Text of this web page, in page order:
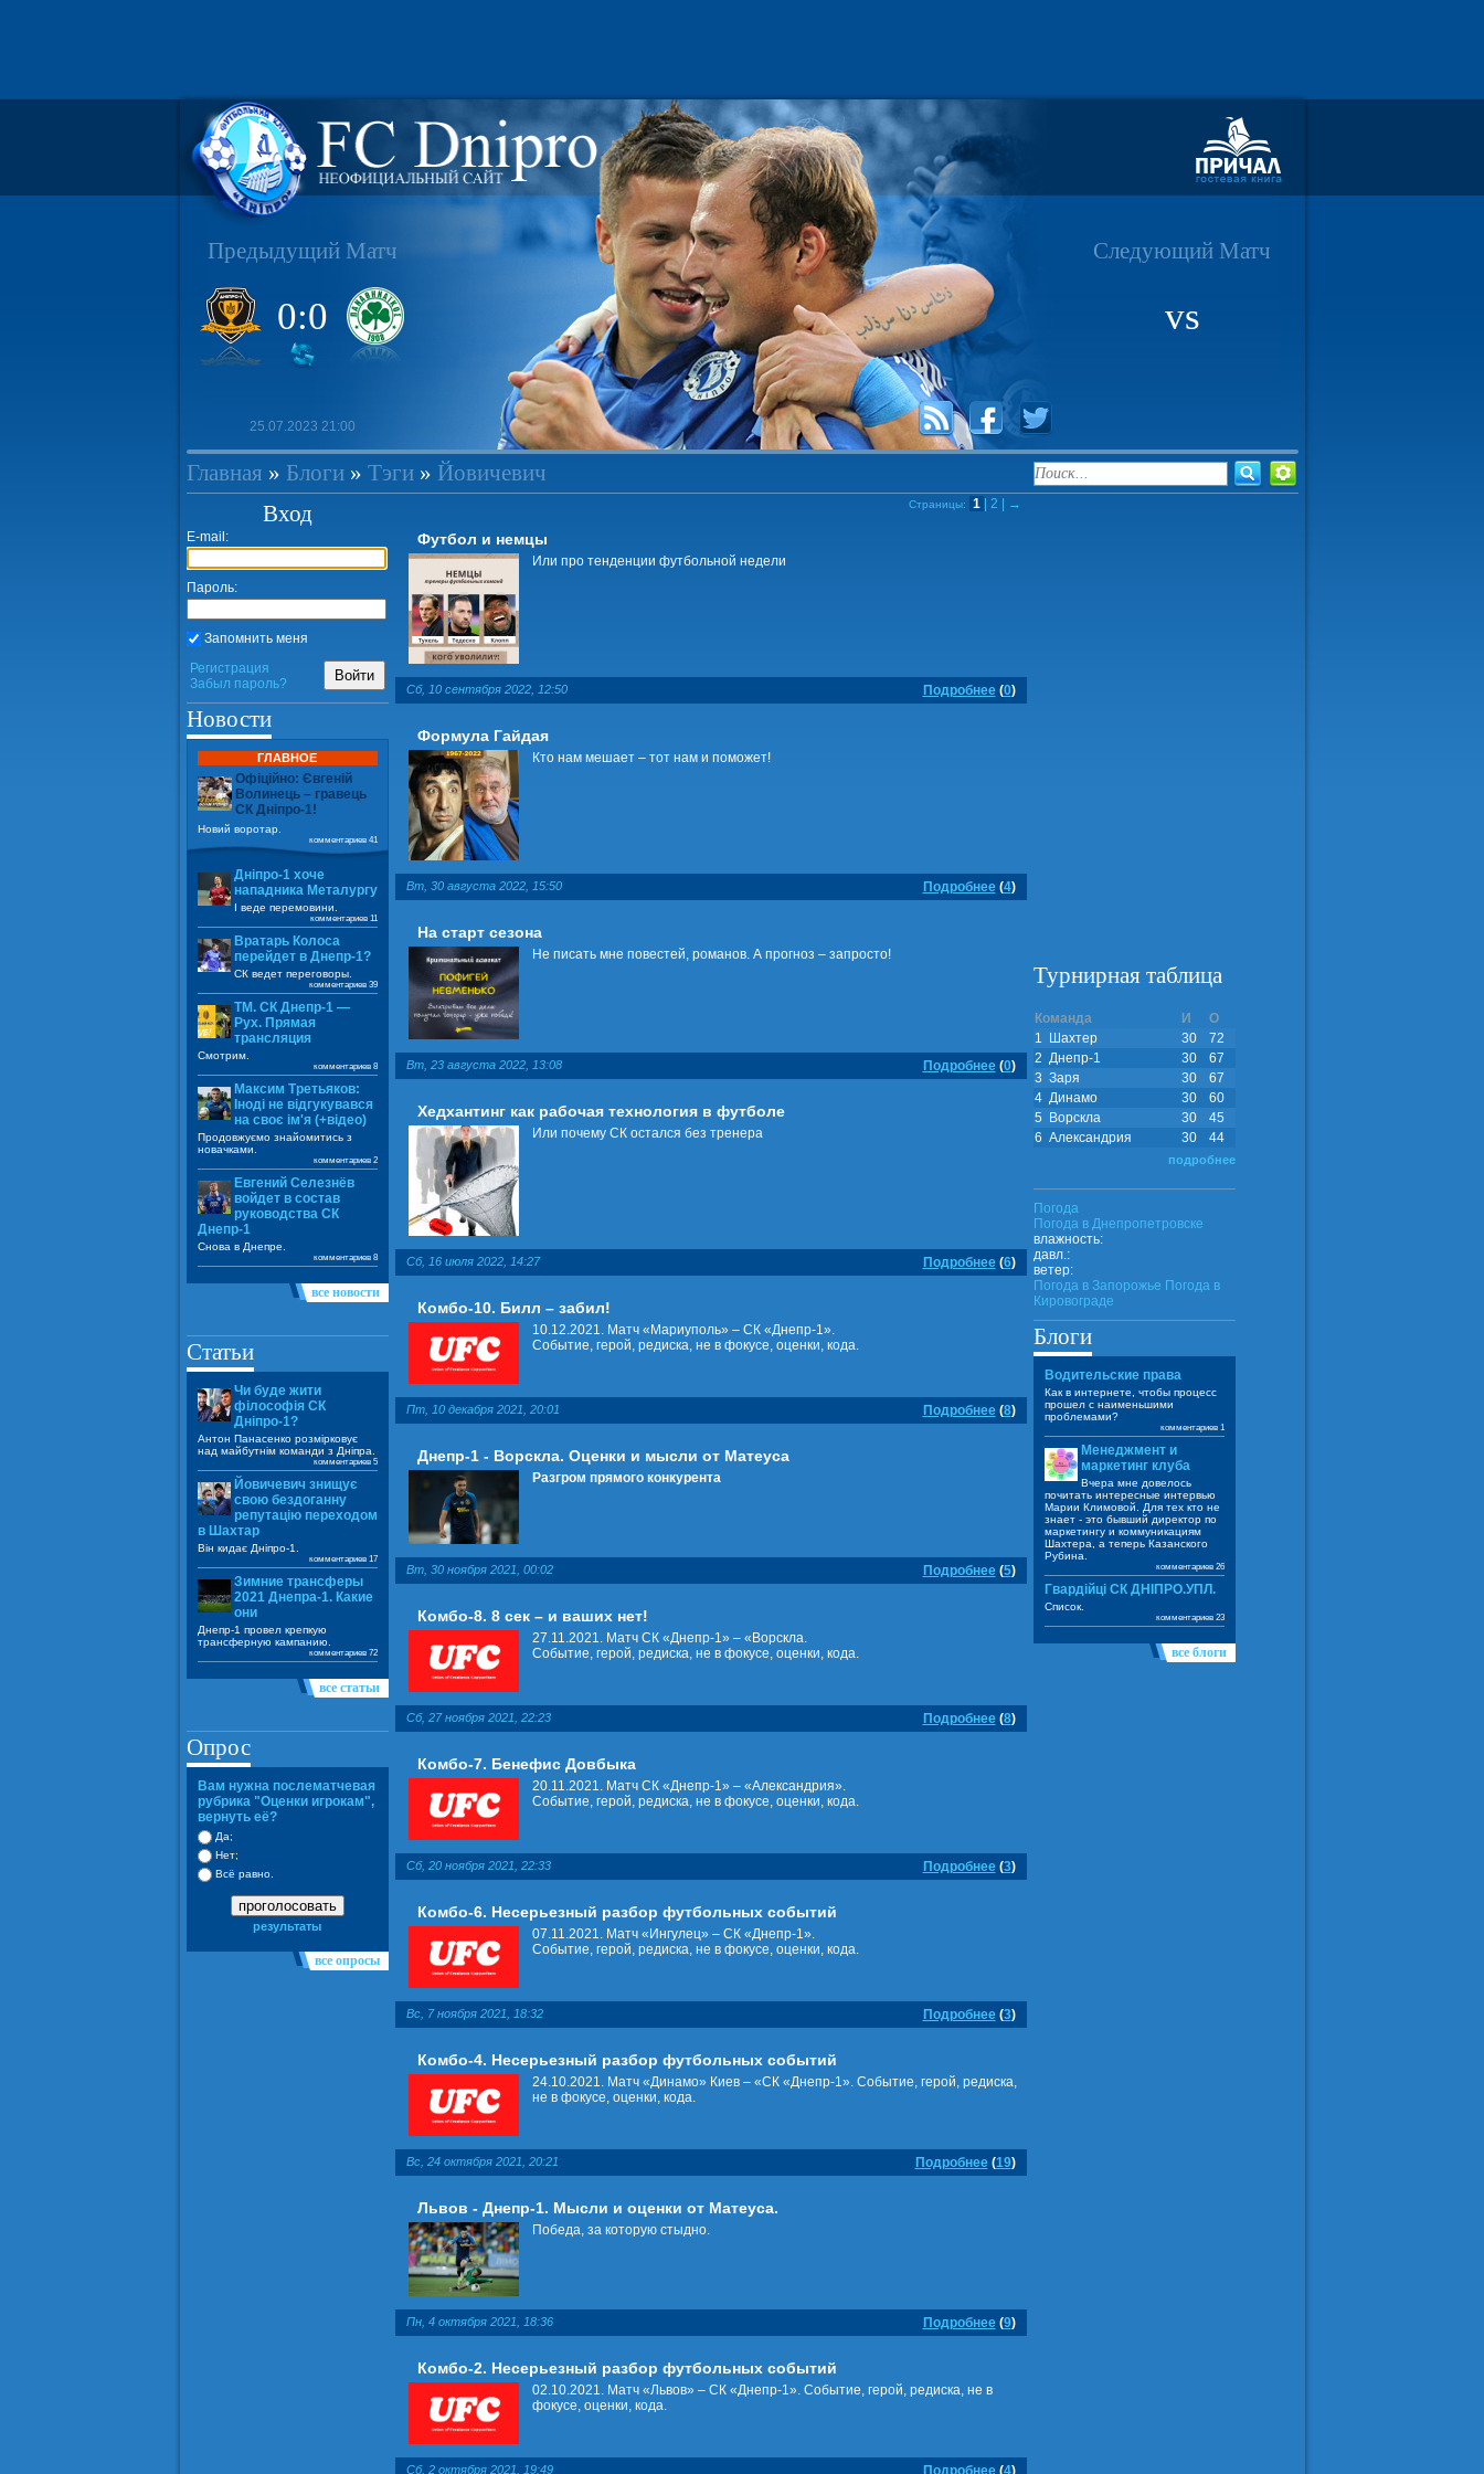
Предыдущий Матч
0:0
25.07.2023 21:00
Следующий Матч
vs
Главная » Блоги» Тэги» Йовичевич
Страницы: 1 2 →
Футбол и немцы
Или про тенденции футбольной недели
Сб, 10 сентября 2022, 12:50 Подробнее(0)
Формула Гайдая
Кто нам мешает – тот нам и поможет!
Вт, 30 августа 2022, 15:50 Подробнее(4)
На старт сезона
Не писать мне повестей, романов. А прогноз – запросто!
Вт, 23 августа 2022, 13:08 Подробнее(0)
Хедхантинг как рабочая технология в футболе
Или почему СК остался без тренера
Сб, 16 июля 2022, 14:27 Подробнее(6)
Комбо-10. Билл – забил!
10.12.2021. Матч «Мариуполь» – СК «Днепр-1».
Событие, герой, редиска, не в фокусе, оценки, кода.
Пт, 10 декабря 2021, 20:01 Подробнее(8)
Днепр-1 - Ворскла. Оценки и мысли от Матеуса
Разгром прямого конкурента
Вт, 30 ноября 2021, 00:02 Подробнее(5)
Комбо-8. 8 сек – и ваших нет!
27.11.2021. Матч СК «Днепр-1» – «Ворскла.
Событие, герой, редиска, не в фокусе, оценки, кода.
Сб, 27 ноября 2021, 22:23 Подробнее(8)
Комбо-7. Бенефис Довбыка
20.11.2021. Матч СК «Днепр-1» – «Александрия».
Событие, герой, редиска, не в фокусе, оценки, кода.
Сб, 20 ноября 2021, 22:33 Подробнее(3)
Комбо-6. Несерьезный разбор футбольных событий
07.11.2021. Матч «Ингулец» – СК «Днепр-1».
Событие, герой, редиска, не в фокусе, оценки, кода.
Вс, 7 ноября 2021, 18:32 Подробнее(3)
Комбо-4. Несерьезный разбор футбольных событий
24.10.2021. Матч «Динамо» Киев – «СК «Днепр-1». Событие, герой, редиска,
не в фокусе, оценки, кода.
Вс, 24 октября 2021, 20:21 Подробнее(19)
Львов - Днепр-1. Мысли и оценки от Матеуса.
Победа, за которую стыдно.
Пн, 4 октября 2021, 18:36 Подробнее(9)
Комбо-2. Несерьезный разбор футбольных событий
02.10.2021. Матч «Львов» – СК «Днепр-1». Событие, герой, редиска, не в
фокусе, оценки, кода.
Сб, 2 октября 2021, 19:49 Подробнее(4)
Вход
E-mail:
Пароль:
Запомнить меня
Регистрация
Забыл пароль?
Войти
Новости
ГЛАВНОЕ
Офіційно: Євгеній
Волинець – гравець
СК Дніпро-1!
Новий воротар.
комментариев 41
Дніпро-1 хоче
нападника Металургу
І веде перемовини.
комментариев 11
Вратарь Колоса
перейдет в Днепр-1?
СК ведет переговоры.
комментариев 39
ТМ. СК Днепр-1 —
Рух. Прямая
трансляция
Смотрим.
комментариев 8
Максим Третьяков:
Іноді не відгукувався
на своє ім'я (+відео)
Продовжуємо знайомитись з
новачками.
комментариев 2
Евгений Селезнёв
войдет в состав
руководства СК
Днепр-1
Снова в Днепре.
комментариев 8
все новости
Статьи
Чи буде жити
філософія СК
Дніпро-1?
Антон Панасенко розмірковує
над майбутнім команди з Дніпра.
комментариев 5
Йовичевич знищує
свою бездоганну
репутацію переходом
в Шахтар
Він кидає Дніпро-1.
комментариев 17
Зимние трансферы
2021 Днепра-1. Какие
они
Днепр-1 провел крепкую
трансферную кампанию.
комментариев 72
все статьи
Опрос
Вам нужна послематчевая
рубрика "Оценки игрокам",
вернуть её?
Да;
Нет;
Всё равно.
проголосовать
результаты
все опросы
Турнирная таблица
Команда И
О
1
Шахтер 30
72
2 Днепр-1 30
67
3 Заря 30
67
4 Динамо 30
60
5
Ворскла 30
45
6 Александрия 30 44
подробнее
Погода
Погода в Днепропетровске
влажность:
давл.:
ветер:
Погода в Запорожье Погода в
Кировограде
Блоги
Водительские права
Как в интернете, чтобы процесс
прошел с наименьшими
проблемами?
комментариев 1
Менеджмент и
маркетинг клуба
Вчера мне довелось
почитать интересные интервью
Марии Климовой. Для тех кто не
знает - это бывший директор по
маркетингу и коммуникациям
Шахтера, а теперь Казанского
Рубина.
комментариев 26
Гвардійці СК ДНІПРО.УПЛ.
Список.
комментариев 23
все блоги